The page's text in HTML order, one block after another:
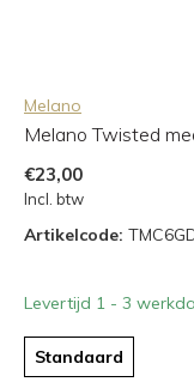
Melano
Melano Twisted
€23,00
Incl. btw
Artikelcode:
Levertijd 1 - 3
Standaard